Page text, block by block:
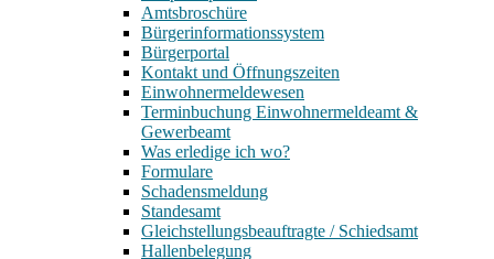
Amtsbroschüre
Bürgerinformationssystem
Bürgerportal
Kontakt und Öffnungszeiten
Einwohnermeldewesen
Terminbuchung Einwohnermeldeamt &
Gewerbeamt
Was erledige ich wo?
Formulare
Schadensmeldung
Standesamt
Gleichstellungsbeauftragte / Schiedsamt
Hallenbelegung